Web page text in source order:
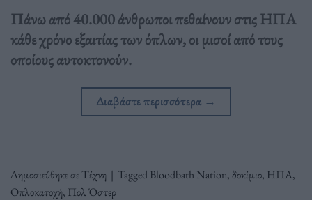
Πάνω από 40.000 άνθρωποι πεθαίνουν στις ΗΠΑ
κάθε χρόνο εξαιτίας των όπλων, οι μισοί από τους
οποίους αυτοκτονούν.
Διαβάστε περισσότερα →
Δημοσιεύθηκε σεΤέχνη | TaggedBloodbath Nation,δοκίμιο, ΗΠΑ,
Οπλοκατοχή, Πολ Όστερ